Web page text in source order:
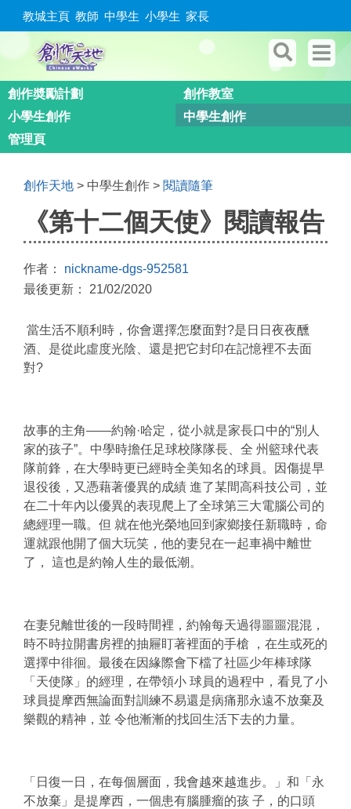
教城主頁 教師 中學生 小學生 家長
創作奬勵計劃
創作教室
小學生創作
中學生創作
管理頁
創作天地 > 中學生創作 > 閱讀隨筆
《第十二個天使》閱讀報告
作者： nickname-dgs-952581
最後更新： 21/02/2020
當生活不順利時，你會選擇怎麼面對?是日日夜夜醺
酒、是從此虛度光陰、還是把它封印在記憶裡不去面
對?
故事的主角——約翰·哈定，從小就是家長口中的“別人
家的孩子”。中學時擔任足球校隊隊長、全 州籃球代表
隊前鋒，在大學時更已經時全美知名的球員。因傷提早
退役後，又憑藉著優異的成績 進了某間高科技公司，並
在二十年內以優異的表現爬上了全球第三大電腦公司的
總經理一職。但 就在他光榮地回到家鄉接任新職時，命
運就跟他開了個大玩笑，他的妻兒在一起車禍中離世
了， 這也是約翰人生的最低潮。
在妻兒離世後的一段時間裡，約翰每天過得噩噩混混，
時不時拉開書房裡的抽屜盯著裡面的手槍 ，在生或死的
選擇中徘徊。最後在因緣際會下檔了社區少年棒球隊
「天使隊」的經理，在帶領小 球員的過程中，看見了小
球員提摩西無論面對訓練不易還是病痛那永遠不放棄及
樂觀的精神，並 令他漸漸的找回生活下去的力量。
「日復一日，在每個層面，我會越來越進步。」和「永
不放棄」是提摩西，一個患有腦腫瘤的孩 子，的口頭